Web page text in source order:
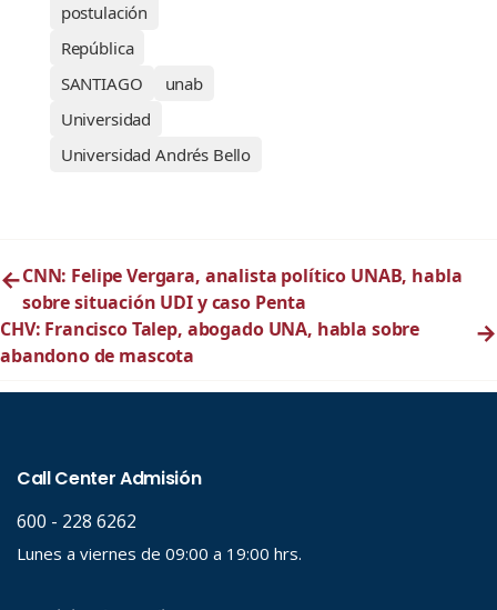
postulación
República
SANTIAGO
unab
Universidad
Universidad Andrés Bello
←CNN: Felipe Vergara, analista político UNAB, habla
sobre situación UDI y caso Penta
CHV: Francisco Talep, abogado UNA, habla sobre
abandono de mascota
→